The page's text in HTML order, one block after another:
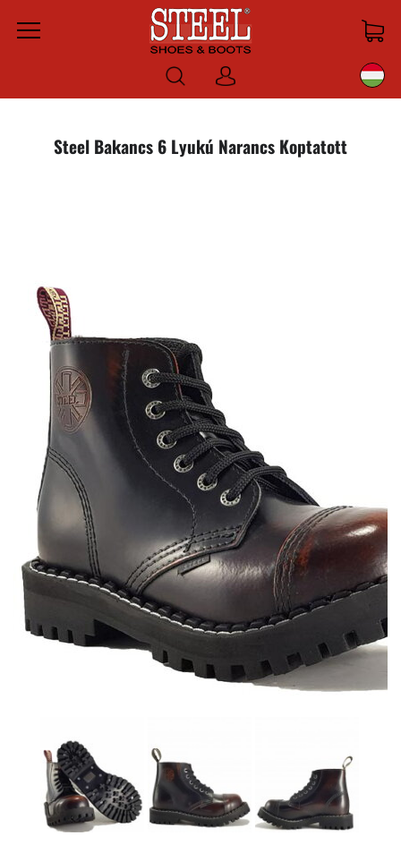
Menu
Bejelentkezni
Steel Bakancs 6 Lyukú Narancs Koptatott